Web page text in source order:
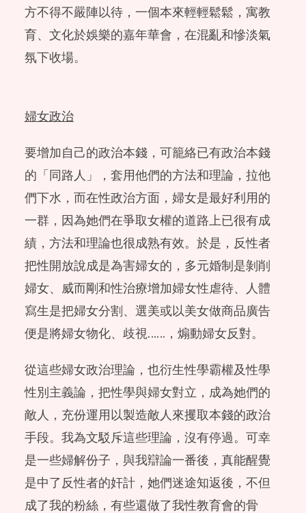
方不得不嚴陣以待，一個本來輕輕鬆鬆，寓教
育、文化於娛樂的嘉年華會，在混亂和慘淡氣
氛下收場。
婦女政治
要增加自己的政治本錢，可籠絡已有政治本錢
的「同路人」，套用他們的方法和理論，拉他
們下水，而在性政治方面，婦女是最好利用的
一群，因為她們在爭取女權的道路上已很有成
績，方法和理論也很成熟有效。於是，反性者
把性開放說成是為害婦女的，多元婚制是剝削
婦女、威而剛和性治療增加婦女性虐待、人體
寫生是把婦女分割、選美或以美女做商品廣告
便是將婦女物化、歧視……，煽動婦女反對。
從這些婦女政治理論，也衍生性學霸權及性學
性別主義論，把性學與婦女對立，成為她們的
敵人，充份運用以製造敵人來攫取本錢的政治
手段。我為文駁斥這些理論，沒有停過。可幸
是一些婦解份子，與我辯論一番後，真能醒覺
是中了反性者的奸計，她們迷途知返後，不但
成了我的粉絲，有些還做了我性教育會的骨